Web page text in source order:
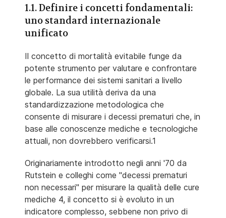
1.1. Definire i concetti fondamentali:
uno standard internazionale
unificato
Il concetto di mortalità evitabile funge da
potente strumento per valutare e confrontare
le performance dei sistemi sanitari a livello
globale. La sua utilità deriva da una
standardizzazione metodologica che
consente di misurare i decessi prematuri che, in
base alle conoscenze mediche e tecnologiche
attuali, non dovrebbero verificarsi.1
Originariamente introdotto negli anni '70 da
Rutstein e colleghi come "decessi prematuri
non necessari" per misurare la qualità delle cure
mediche 4, il concetto si è evoluto in un
indicatore complesso, sebbene non privo di